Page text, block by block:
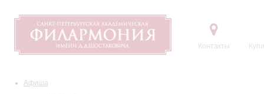
Контакты
Афиша